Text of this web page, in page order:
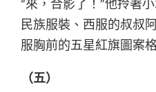
“來，合影了！”他拎著
民族服裝、西服的叔叔
服胸前的五星紅旗圖案
（五）